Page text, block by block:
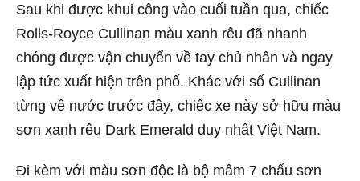
Sau khi được khui công vào cuối tuần qua, chiếc
Rolls-Royce Cullinan màu xanh rêu đã nhanh
chóng được vận chuyển về tay chủ nhân và ngay
lập tức xuất hiện trên phố. Khác với số Cullinan
từng về nước trước đây, chiếc xe này sở hữu màu
sơn xanh rêu Dark Emerald duy nhất Việt Nam.
Đi kèm với màu sơn độc là bộ mâm 7 chấu sơn